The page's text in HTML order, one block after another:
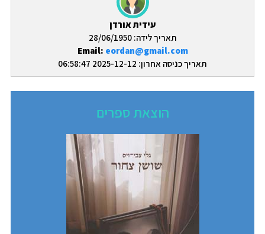
עידית אורדן
תאריך לידה: 28/06/1950
Email: eordan@gmail.com
תאריך כניסה אחרון: 2025-12-12 06:58:47
הוצאת ספרים